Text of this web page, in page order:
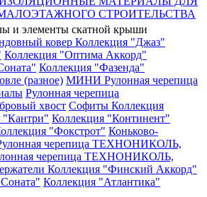
СТРОИТЕЛЬСТВА
и элементы скатной крыши
ковер Коллекция "Джаз"
Коллекция "Оптима Аккорд"
Коллекция "Фазенда"
(разное) МИНИ Рулонная черепица
Рулонная черепица
хвост Софиты Коллекция
"Кантри" Коллекция "Континент"
"Фокстрот" Коньково-
черепица ТЕХНОНИКОЛЬ,
черепица ТЕХНОНИКОЛЬ,
Коллекция "Финский Аккорд"
Коллекция "Атлантика"